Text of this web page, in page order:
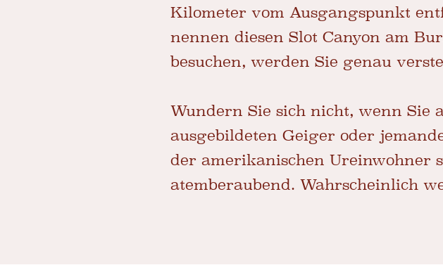
Kilometer vom Ausgangspunkt
nennen diesen Slot Canyon am
besuchen, werden Sie genau
Wundern Sie sich nicht, wenn Sie
ausgebildeten Geiger oder
der amerikanischen Ureinwohner
atemberaubend. Wahrscheinlich